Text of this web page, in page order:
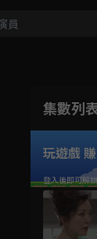
集數列
玩遊戲